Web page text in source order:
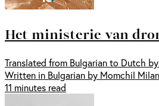
Het ministerie van
Translated from Bulgarian to Dutch
Written in Bulgarian by Momchil
11 minutes read